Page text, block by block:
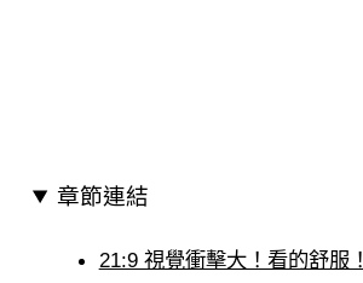
章節連結
21:9 視覺衝擊大！看的舒服！